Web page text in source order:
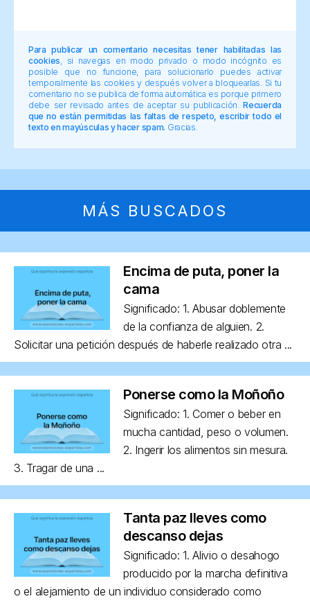
Para publicar un comentario necesitas tener habilitadas las
cookies , si navegas en modo privado o modo incógnito es
posible que no funcione, para solucionarlo puedes activar
temporalmente las cookies y después volver a bloquearlas. Si tu
comentario no se publica de forma automática es porque primero
debe ser revisado antes de aceptar su publicación.Recuerda
que no están permitidas las faltas de respeto, escribir todo el
texto en mayúsculas y hacer spam. Gracias.
MÁS BUSCADOS
Encima de puta, poner la
cama
Significado: 1. Abusar doblemente
de la confianza de alguien. 2.
Solicitar una petición después de haberle realizado otra ...
Ponerse como la Moñoño
Significado: 1. Comer o beber en
mucha cantidad, peso o volumen.
2. Ingerir los alimentos sin mesura.
3. Tragar de una ...
Tanta paz lleves como
descanso dejas
Significado: 1. Alivio o desahogo
producido por la marcha definitiva
o el alejamiento de un individuo considerado como